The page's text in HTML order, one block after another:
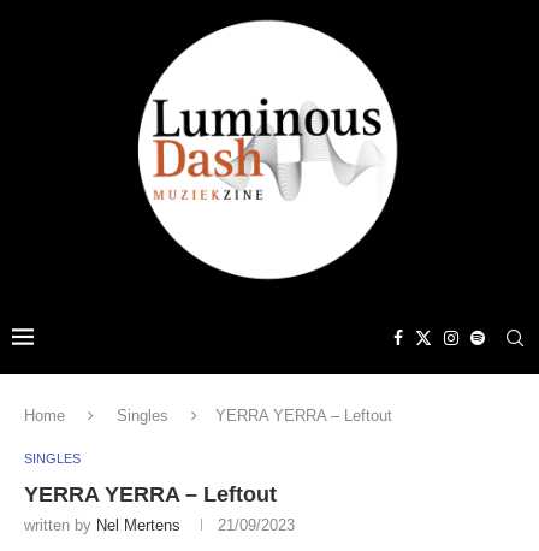
Home Singles YERRA YERRA – Leftout
SINGLES
YERRA YERRA – Leftout
written by Nel Mertens 21/09/2023